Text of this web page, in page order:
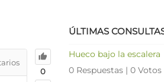
0
ÚLTIMAS
Hueco bajo la escalera
0 Respuestas | 0 Votos